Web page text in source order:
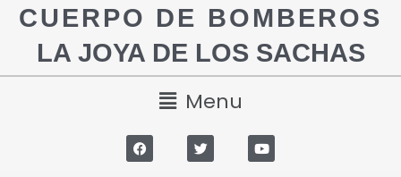
CUERPO DE BOMBEROS
LA JOYA DE LOS SACHAS
Menu